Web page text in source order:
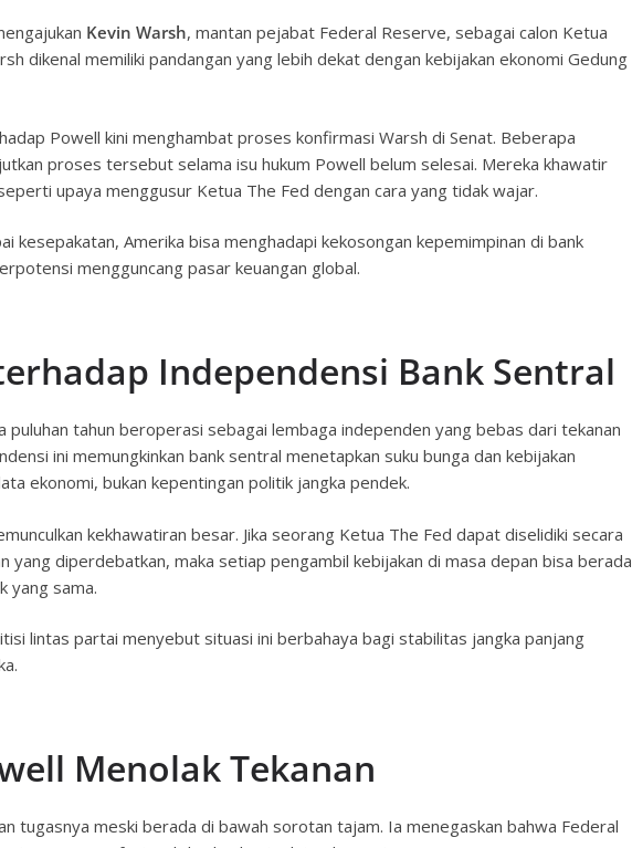
Kevin Warsh, mantan pejabat Federal Reserve, sebagai calon Ketua
dikenal memiliki pandangan yang lebih dekat dengan kebijakan ekonomi Gedung
Powell kini menghambat proses konfirmasi Warsh di Senat. Beberapa
proses tersebut selama isu hukum Powell belum selesai. Mereka khawatir
upaya menggusur Ketua The Fed dengan cara yang tidak wajar.
kesepakatan, Amerika bisa menghadapi kekosongan kepemimpinan di bank
mengguncang pasar keuangan global.
Independensi Bank Sentral
puluhan tahun beroperasi sebagai lembaga independen yang bebas dari tekanan
ini memungkinkan bank sentral menetapkan suku bunga dan kebijakan
ekonomi, bukan kepentingan politik jangka pendek.
kekhawatiran besar. Jika seorang Ketua The Fed dapat diselidiki secara
yang diperdebatkan, maka setiap pengambil kebijakan di masa depan bisa berada
yang sama.
lintas partai menyebut situasi ini berbahaya bagi stabilitas jangka panjang
Menolak Tekanan
tugasnya meski berada di bawah sorotan tajam. Ia menegaskan bahwa Federal